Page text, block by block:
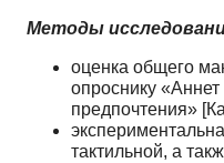
Методы
оценка общего
опроснику «Аннет
предпочтения» [
тактильной, а